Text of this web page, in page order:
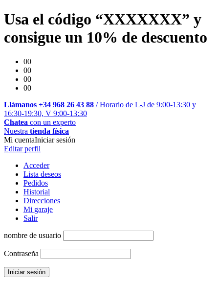
Usa el código “XXXXXXX” y
consigue un 10% de descuento
00
00
00
00
Llámanos +34 968 26 43 88 / Horario de L-J de 9:00-13:30 y
16:30-19:30, V 9:00-13:30
Chatea con un experto
Nuestra tienda física
Mi cuentaIniciar sesión
Editar perfil
Acceder
Lista deseos
Pedidos
Historial
Direcciones
Mi garaje
Salir
nombre de usuario
Contraseña